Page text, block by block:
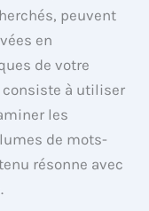
peuvent
en
de votre
consiste à utiliser
les
de mots-
résonne avec